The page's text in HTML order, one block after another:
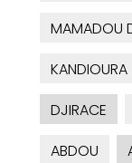
MAMADOU
KANDIOURA
DJIRACE
ABDOU